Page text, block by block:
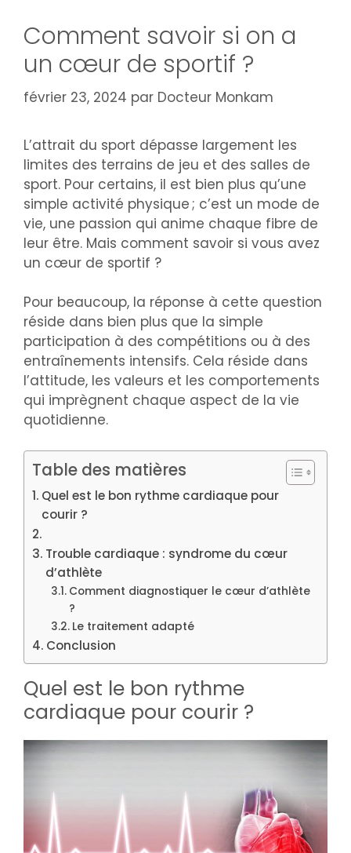
Comment savoir si on a
un cœur de sportif ?
février 23, 2024 par Docteur Monkam
L’attrait du sport dépasse largement les
limites des terrains de jeu et des salles de
sport. Pour certains, il est bien plus qu’une
simple activité physique ; c’est un mode de
vie, une passion qui anime chaque fibre de
leur être. Mais comment savoir si vous avez
un cœur de sportif ?
Pour beaucoup, la réponse à cette question
réside dans bien plus que la simple
participation à des compétitions ou à des
entraînements intensifs. Cela réside dans
l’attitude, les valeurs et les comportements
qui imprègnent chaque aspect de la vie
quotidienne.
Table des matières
Quel est le bon rythme cardiaque pour
courir ?
Trouble cardiaque : syndrome du cœur
d’athlète
Comment diagnostiquer le cœur d’athlète
?
Le traitement adapté
Conclusion
Quel est le bon rythme
cardiaque pour courir ?